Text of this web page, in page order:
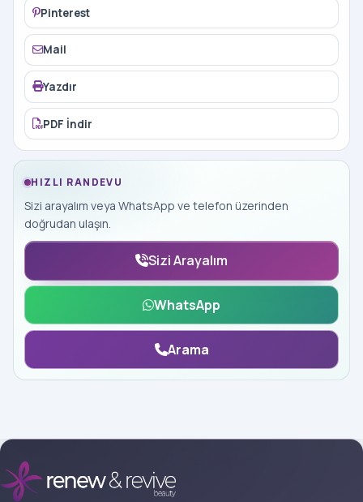
Pinterest
Mail
Yazdır
PDF İndir
HIZLI RANDEVU
Sizi arayalım veya WhatsApp ve telefon üzerinden
doğrudan ulaşın.
Sizi Arayalım
WhatsApp
Arama